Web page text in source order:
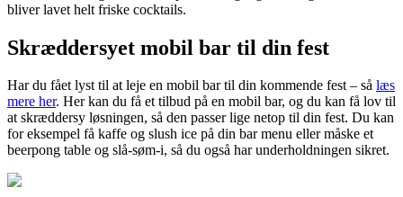
bliver lavet helt friske cocktails.
Skræddersyet mobil bar til din fest
Har du fået lyst til at leje en mobil bar til din kommende fest – så læs
mere her. Her kan du få et tilbud på en mobil bar, og du kan få lov til
at skræddersy løsningen, så den passer lige netop til din fest. Du kan
for eksempel få kaffe og slush ice på din bar menu eller måske et
beerpong table og slå-søm-i, så du også har underholdningen sikret.